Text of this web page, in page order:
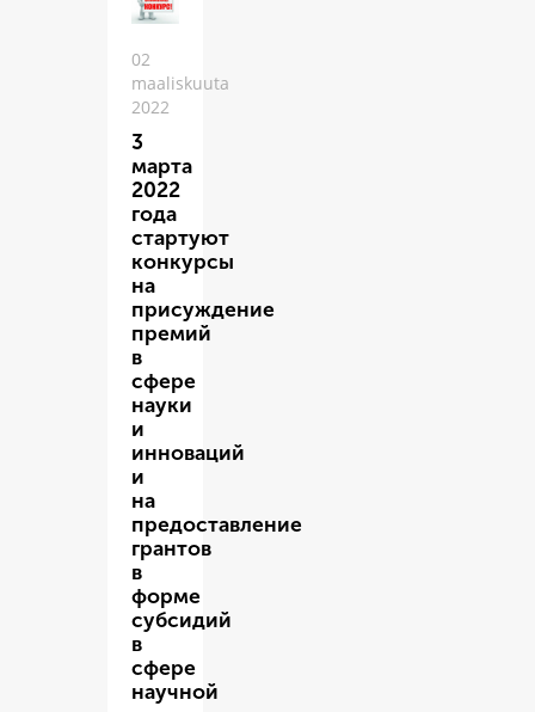
02
maaliskuuta
2022
3
марта
2022
года
стартуют
конкурсы
на
присуждение
премий
в
сфере
науки
и
инноваций
и
на
предоставление
грантов
в
форме
субсидий
в
сфере
научной